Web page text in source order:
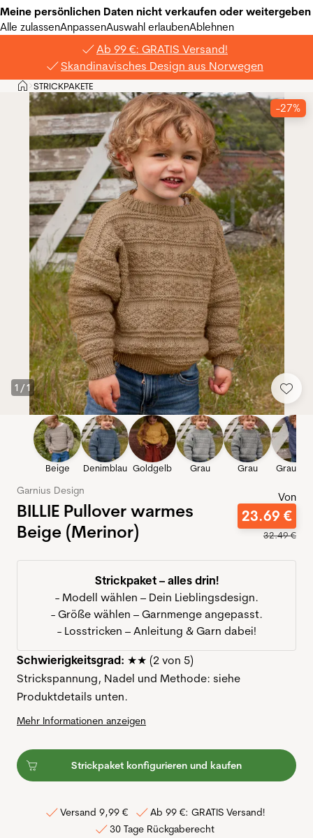
Meine persönlichen Daten nicht verkaufen oder weitergeben
Alle zulassenAnpassenAuswahl erlaubenAblehnen
Ab 99 €: GRATIS Versand!
Skandinavisches Design aus Norwegen
Privat
>STRICKPAKETE
1 /1
-27%
Beige Denimblau Goldgelb Grau Grau Graublau
Garnius Design
BILLIE Pullover warmes
Beige (Merinor)
Von
23.69 €
32.49€
Strickpaket – alles drin!
- Modell wählen – Dein Lieblingsdesign.
- Größe wählen – Garnmenge angepasst.
- Losstricken – Anleitung & Garn dabei!
Schwierigkeitsgrad: ★★ (2 von 5)
Strickspannung, Nadel und Methode: siehe
Produktdetails unten.
Mehr Informationen anzeigen
Strickpaket konfigurieren und kaufen
Versand 9,99 €
Ab 99 €: GRATIS Versand!
30 Tage Rückgaberecht